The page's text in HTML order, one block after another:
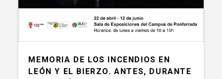
MEMORIA DE LOS INCENDIOS EN
LEÓN Y EL BIERZO. ANTES, DURANTE